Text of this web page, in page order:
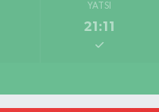
YATSI
21:11